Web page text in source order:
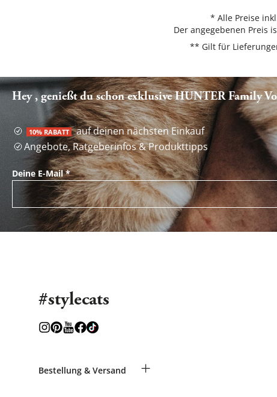
* Alle Preise
Der angegebenen Preis
** Gilt für
Hey , genießt du schon exklusive HUNTER Family
10% RABATT auf deinen nächsten Einkauf
Angebote, Ratgeberinfos & Produkttipps
Deine E-Mail*
#stylecats
Bestellung & Versand +